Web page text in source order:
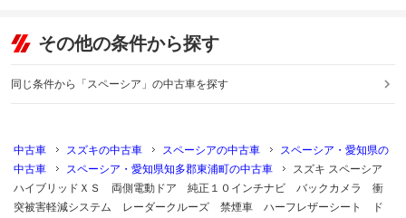
その他の条件から探す
同じ条件から「スペーシア」の中古車を探す
中古車 スズキの中古車 スペーシアの中古車
スペーシア・愛知県の
中古車
スペーシア・愛知県知多郡東浦町の中古車
スズキ スペーシア
ハイブリッドＸＳ 両側電動ドア 純正１０インチナビ バックカメラ 衝
突被害軽減システム レーダークルーズ 禁煙車 ハーフレザーシート ド